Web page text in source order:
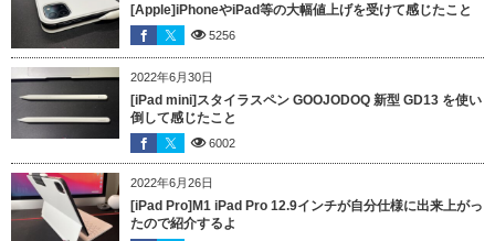
[Apple]iPhoneやiPad等の大幅値上げを受けて感じたこと
5256
2022年6月30日
[iPad mini]スタイラスペン GOOJODOQ 新型 GD13 を使い
倒して感じたこと
6002
2022年6月26日
[iPad Pro]M1 iPad Pro 12.9インチが自分仕様に出来上がっ
たので紹介するよ